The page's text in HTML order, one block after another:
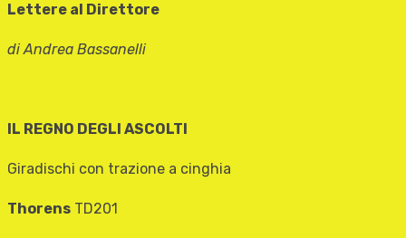
Lettere al Direttore
di Andrea Bassanelli
IL REGNO DEGLI ASCOLTI
Giradischi con trazione a cinghia
Thorens TD201